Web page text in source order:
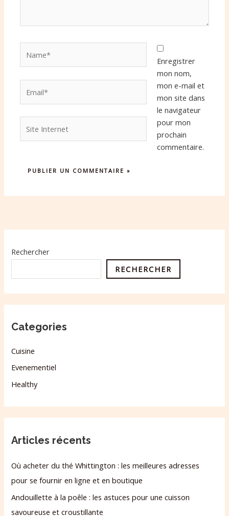
Internet
Enregistrer
mon nom,
mon e-mail et
mon site dans
le navigateur
pour mon
prochain
commentaire.
Rechercher
RECHERCHER
Categories
Cuisine
Evenementiel
Healthy
Articles récents
Où acheter du thé Whittington : les meilleures adresses
pour se fournir en ligne et en boutique
Andouillette à la poêle : les astuces pour une cuisson
savoureuse et croustillante